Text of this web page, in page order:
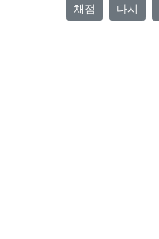
채점 다시